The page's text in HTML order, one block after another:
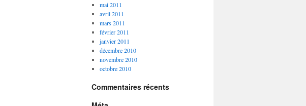
mai 2011
avril 2011
mars 2011
février 2011
janvier 2011
décembre 2010
novembre 2010
octobre 2010
Commentaires récents